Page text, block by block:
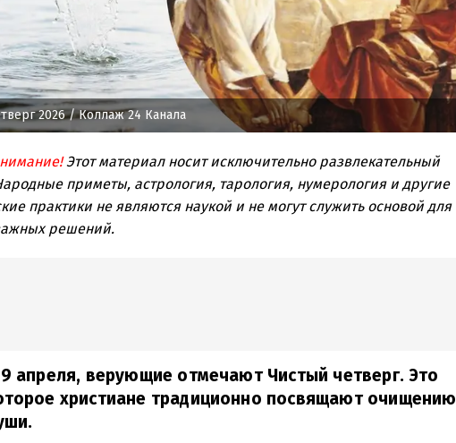
2026/ Коллаж 24 Канала
Этот материал носит исключительно развлекательный
приметы, астрология, тарология, нумерология и другие
практики не являются наукой и не могут служить основой для
решений.
апреля, верующие отмечают Чистый четверг. Это
христиане традиционно посвящают очищению